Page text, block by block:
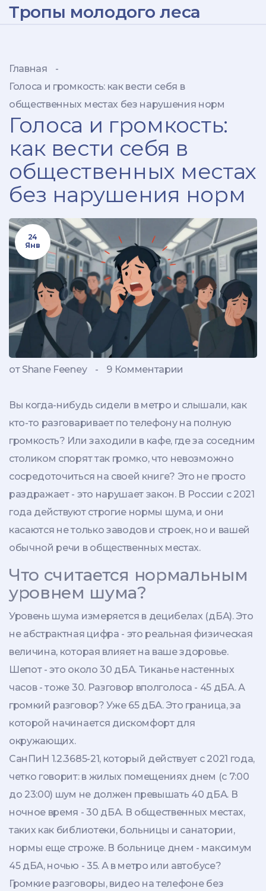
Тропы молодого леса
Главная
-
Голоса и громкость: как вести себя в
общественных местах без нарушения норм
Голоса и громкость:
как вести себя в
общественных местах
без нарушения норм
24
Янв
от Shane Feeney - 9 Комментарии
Вы когда-нибудь сидели в метро и слышали, как
кто-то разговаривает по телефону на полную
громкость? Или заходили в кафе, где за соседним
столиком спорят так громко, что невозможно
сосредоточиться на своей книге? Это не просто
раздражает - это нарушает закон. В России с 2021
года действуют строгие нормы шума, и они
касаются не только заводов и строек, но и вашей
обычной речи в общественных местах.
Что считается нормальным
уровнем шума?
Уровень шума измеряется в децибелах (дБА). Это
не абстрактная цифра - это реальная физическая
величина, которая влияет на ваше здоровье.
Шепот - это около 30 дБА. Тиканье настенных
часов - тоже 30. Разговор вполголоса - 45 дБА. А
громкий разговор? Уже 65 дБА. Это граница, за
которой начинается дискомфорт для
окружающих.
СанПиН 1.2.3685-21, который действует с 2021 года,
четко говорит: в жилых помещениях днем (с 7:00
до 23:00) шум не должен превышать 40 дБА. В
ночное время - 30 дБА. В общественных местах,
таких как библиотеки, больницы и санатории,
нормы еще строже. В больнице днем - максимум
45 дБА, ночью - 35. А в метро или автобусе?
Громкие разговоры, видео на телефоне без